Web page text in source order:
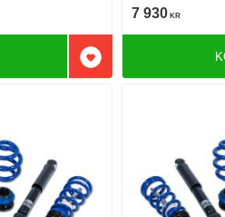
Lägg till i favoriter
7 930KR